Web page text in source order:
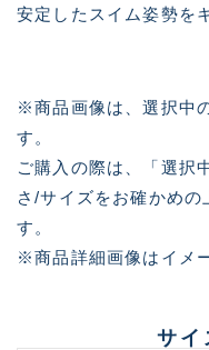
安定したスイム姿勢を
※商品画像は、選択中
す。
ご購入の際は、「選択
さ/サイズをお確かめの
す。
※商品詳細画像はイメ
サイ